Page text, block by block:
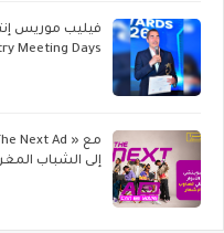
Meeting Days
إلى الشباب